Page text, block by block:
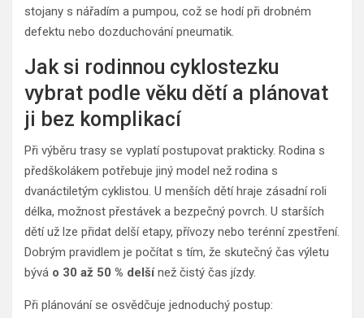
stojany s nářadím a pumpou, což se hodí při drobném
defektu nebo dozduchování pneumatik.
Jak si rodinnou cyklostezku
vybrat podle věku dětí a plánovat
ji bez komplikací
Při výběru trasy se vyplatí postupovat prakticky. Rodina s
předškolákem potřebuje jiný model než rodina s
dvanáctiletým cyklistou. U menších dětí hraje zásadní roli
délka, možnost přestávek a bezpečný povrch. U starších
dětí už lze přidat delší etapy, přívozy nebo terénní zpestření.
Dobrým pravidlem je počítat s tím, že skutečný čas výletu
bývá o 30 až 50 % delšínež čistý čas jízdy.
Při plánování se osvědčuje jednoduchý postup: